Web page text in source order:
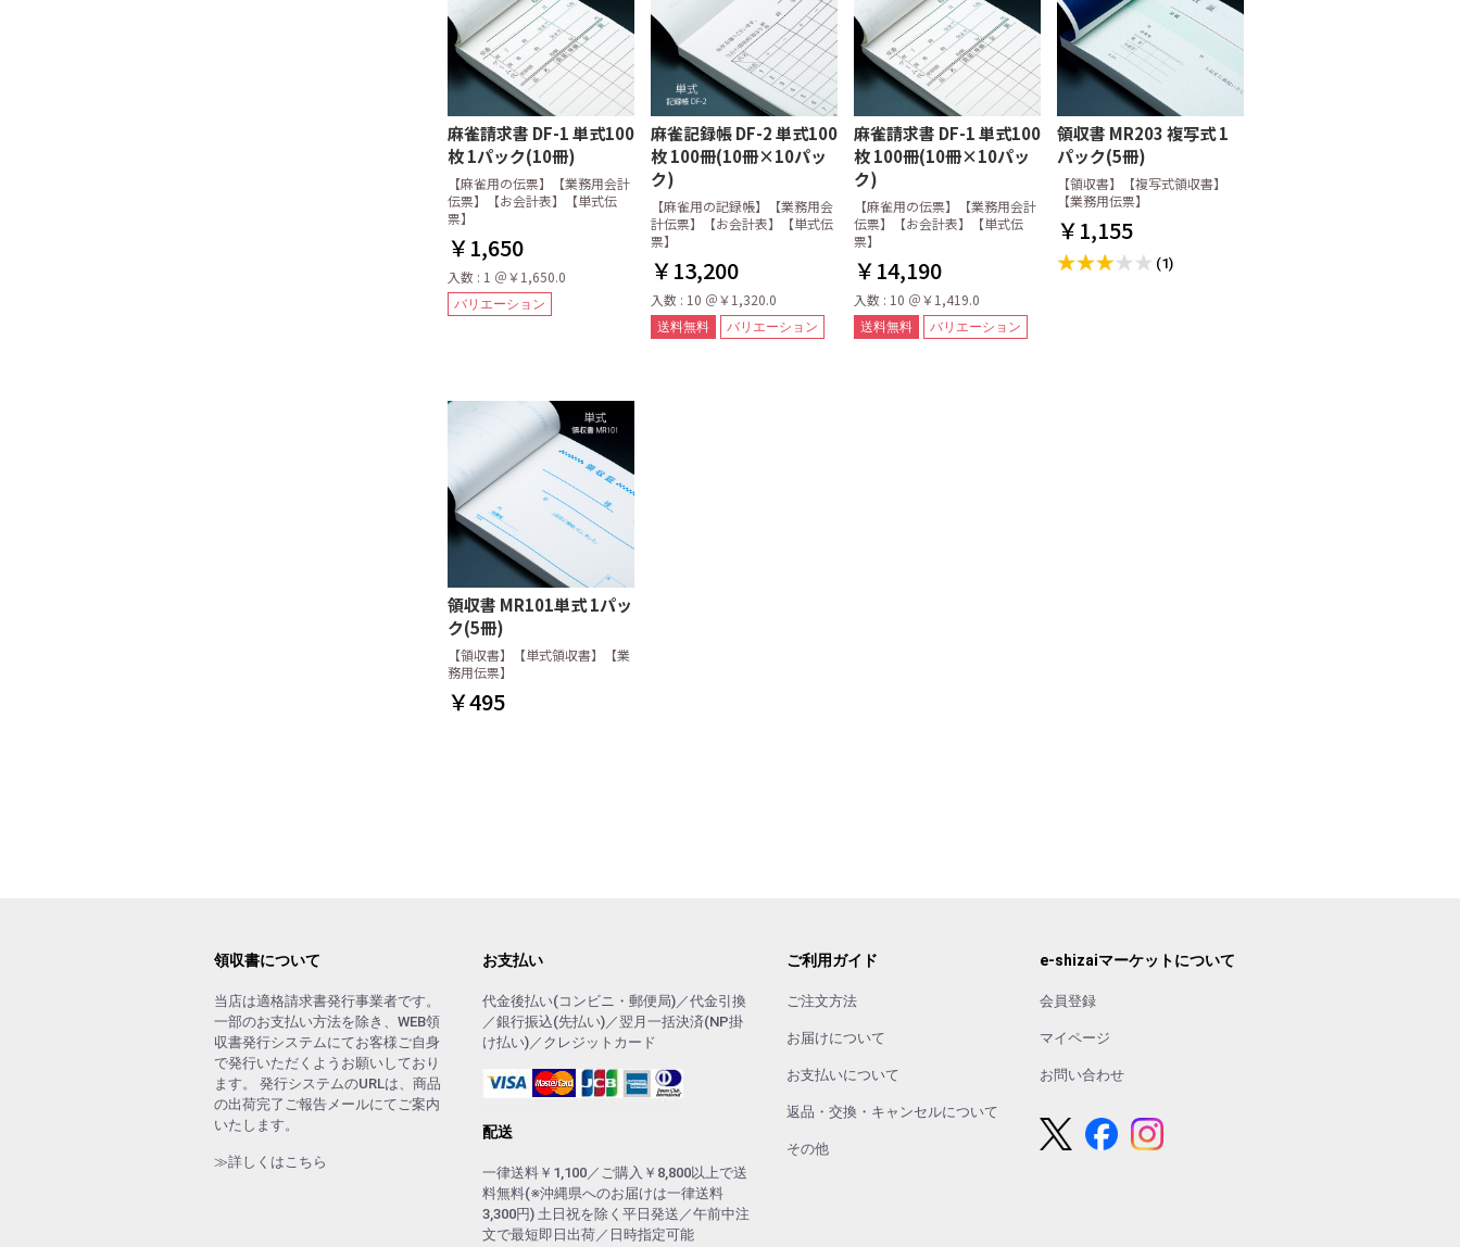
麻雀請求書 DF-1 単式100
枚 1パック(10冊)
【麻雀用の伝票】【業務用会計
伝票】【お会計表】【単式伝
票】
￥1,650
入数 : 1 ＠￥1,650.0
バリエーション
麻雀記録帳 DF-2 単式100
枚 100冊(10冊×10パッ
ク)
【麻雀用の記録帳】【業務用会
計伝票】【お会計表】【単式伝
票】
￥13,200
入数 : 10 ＠￥1,320.0
送料無料 バリエーション
麻雀請求書 DF-1 単式100
枚 100冊(10冊×10パッ
ク)
【麻雀用の伝票】【業務用会計
伝票】【お会計表】【単式伝
票】
￥14,190
入数 : 10 ＠￥1,419.0
送料無料 バリエーション
領収書 MR203 複写式 1
パック(5冊)
【領収書】【複写式領収書】
【業務用伝票】
￥1,155
(1)
領収書 MR101単式 1パッ
ク(5冊)
【領収書】【単式領収書】【業
務用伝票】
￥495
領収書について
当店は適格請求書発行事業者です。
一部のお支払い方法を除き、WEB領
収書発行システムにてお客様ご自身
で発行いただくようお願いしており
ます。 発行システムのURLは、商品
の出荷完了ご報告メールにてご案内
いたします。
≫詳しくはこちら
お支払い
代金後払い(コンビニ・郵便局)／代金引換
／銀行振込(先払い)／翌月一括決済(NP掛
け払い)／クレジットカード
配送
一律送料￥1,100／ご購入￥8,800以上で送
料無料(※沖縄県へのお届けは一律送料
3,300円) 土日祝を除く平日発送／午前中注
文で最短即日出荷／日時指定可能
ご利用ガイド
ご注文方法
お届けについて
お支払いについて
返品・交換・キャンセルについて
その他
e-shizaiマーケットについて
会員登録
マイページ
お問い合わせ